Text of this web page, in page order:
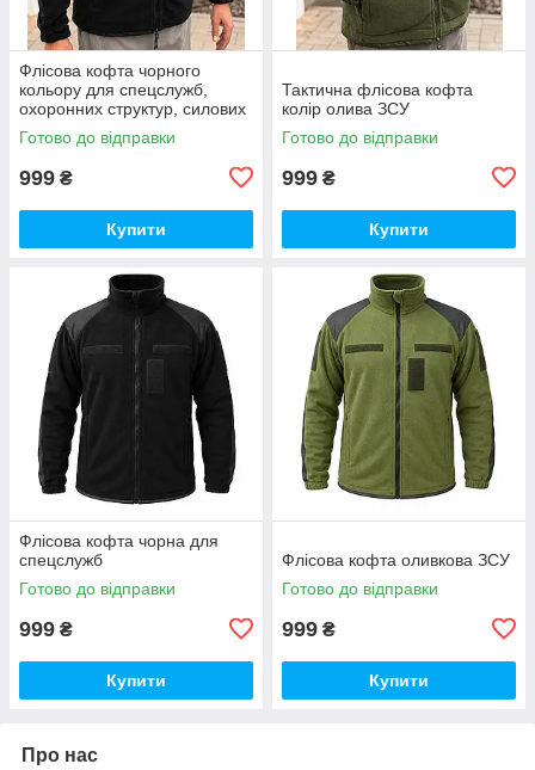
Флісова кофта чорного
кольору для спецслужб,
охоронних структур, силових
підрозділів
Готово до відправки
999 ₴
Купити
Тактична флісова кофта
колір олива ЗСУ
Готово до відправки
999 ₴
Купити
Флісова кофта чорна для
спецслужб
Готово до відправки
999 ₴
Купити
Флісова кофта оливкова ЗСУ
Готово до відправки
999 ₴
Купити
Про нас